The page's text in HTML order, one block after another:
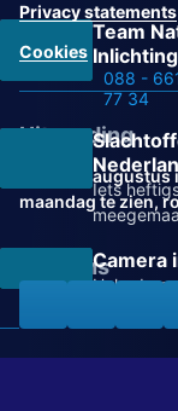
Team
088 -
77 34
Iets
Camera
Help de
Privacy statements
Cookies
Uitzending
Vanaf 31
maandag te zien,
Volg ons